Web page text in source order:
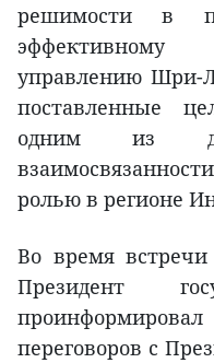
решимости в
управлению Шри-
поставленные
одним из
ролью в регионе
Во время встречи
Президент
переговоров с